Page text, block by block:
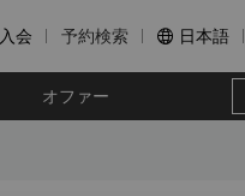
入会 予約検索  日本語
オファー